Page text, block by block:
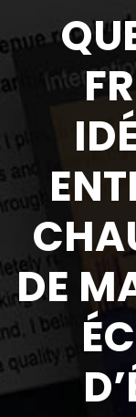
DE